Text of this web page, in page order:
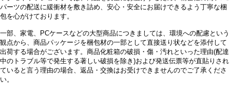
パーツの配送に緩衝材を敷き詰め、安心・安全にお届けできるよう丁寧な梱
包を心がけております。
一部、家電、PCケースなどの大型商品につきましては、環境への配慮という
観点から、商品パッケージを梱包材の一部として直接送り状などを添付して
出荷する場合がございます。商品化粧箱の破損・傷・汚れといった理由(配達
中のトラブル等で発生する著しい破損を除き)および発送伝票等が直貼りされ
ていると言う理由の場合、返品・交換はお受けできませんのでご了承くださ
い。